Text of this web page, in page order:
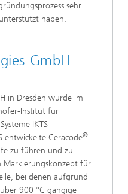
sehr
haben.
GmbH
in Dresden wurde im
Institut für
IKTS
entwickelte Ceracode®-
zu führen und zu
Markierungskonzept für
bei denen aufgrund
900 °C gängige